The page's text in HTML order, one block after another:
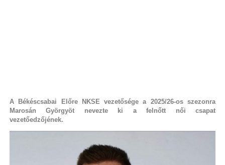
A Békéscsabai Előre NKSE vezetősége a 2025/26-os szezonra
Marosán Györgyöt nevezte ki a felnőtt női csapat
vezetőedzőjének.